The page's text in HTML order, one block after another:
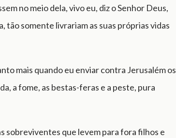
no meio dela, vivo eu, diz o Senhor Deus,
tão somente livrariam as suas próprias vidas
mais quando eu enviar contra Jerusalém os
a fome, as bestas-feras e a peste, pura
sobreviventes que levem para fora filhos e